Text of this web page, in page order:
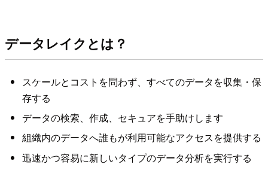
データレイクとは？
スケールとコストを問わず、すべてのデータを収集・保
存する
データの検索、作成、セキュアを手助けします
組織内のデータへ誰もが利用可能なアクセスを提供する
迅速かつ容易に新しいタイプのデータ分析を実行する